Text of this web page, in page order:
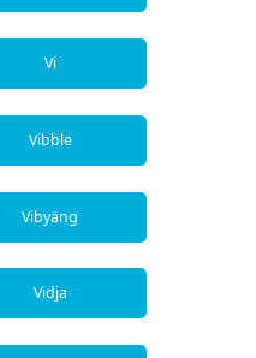
Vi
Vibble
Vibyäng
Vidja